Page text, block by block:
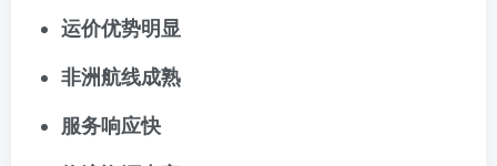
运价优势明显
非洲航线成熟
服务响应快